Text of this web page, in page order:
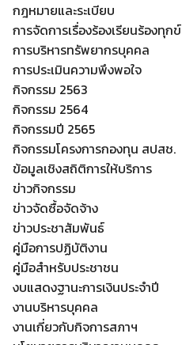
กฎหมายและระเบียบ
การจัดการเรื่องร้องเรียนร้องทุกข์
การบริหารทรัพยากรบุคคล
การประเมินความพึงพอใจ
กิจกรรม 2563
กิจกรรม 2564
กิจกรรมปี 2565
กิจกรรมโครงการกองทุน สปสช.
ข้อมูลเชิงสถิติการให้บริการ
ข่าวกิจกรรม
ข่าวจัดซื้อจัดจ้าง
ข่าวประชาสัมพันธ์
คู่มือการปฏิบัติงาน
คู่มือสำหรับประชาชน
งบแสดงฐานะการเงินประจำปี
งานบริหารบุคคล
งานเกี่ยวกับกิจการสภาฯ